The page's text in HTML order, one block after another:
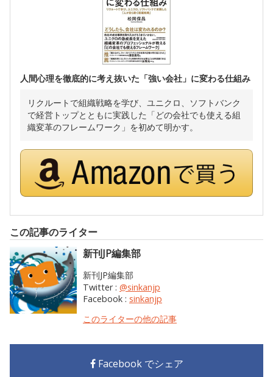
人間心理を徹底的に考え抜いた「強い会社」に変わる仕組み
リクルートで組織戦略を学び、ユニクロ、ソフトバンク
で経営トップとともに実践した「どの会社でも使える組
織変革のフレームワーク」を初めて明かす。
この記事のライター
新刊JP編集部
新刊JP編集部
Twitter : @sinkanjp
Facebook : sinkanjp
このライターの他の記事
Facebook でシェア